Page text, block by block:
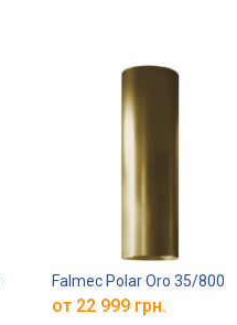
Falmec Polar Oro 35/800
от 22 999 грн.